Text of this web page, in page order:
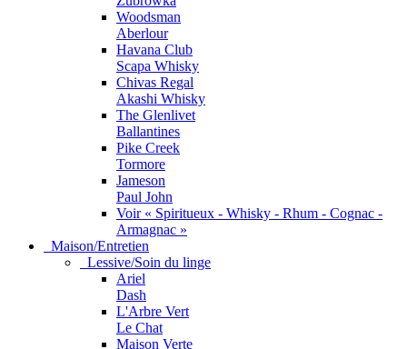
Woodsman
Aberlour
Havana Club
Scapa Whisky
Chivas Regal
Akashi Whisky
The Glenlivet
Ballantines
Pike Creek
Tormore
Jameson
Paul John
Voir « Spiritueux - Whisky - Rhum - Cognac -
Armagnac »
Maison/Entretien
Lessive/Soin du linge
Ariel
Dash
L'Arbre Vert
Le Chat
Maison Verte